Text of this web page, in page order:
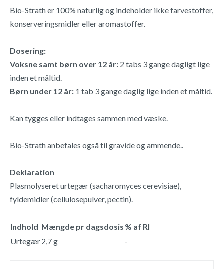
Bio-Strath er 100% naturlig og indeholder ikke farvestoffer,
konserveringsmidler eller aromastoffer.
Dosering:
Voksne samt børn over 12 år: 2 tabs 3 gange dagligt lige
inden et måltid.
Børn under 12 år: 1 tab 3 gange daglig lige inden et måltid.
Kan tygges eller indtages sammen med væske.
Bio-Strath anbefales også til gravide og ammende..
Deklaration
Plasmolyseret urtegær (sacharomyces cerevisiae),
fyldemidler (cellulosepulver, pectin).
Indhold Mængde pr dagsdosis % af RI
Urtegær2,7 g -